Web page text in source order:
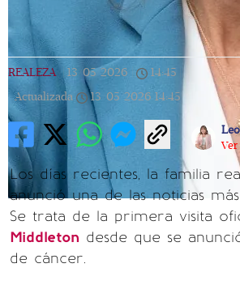
REALEZA 13/05/2026 14:45
Actualizada
13/05/2026 14:45
Ver
Los días recientes, la familia
anunció una de las noticias
Se trata de la primera visita
Middleton desde que se
de cáncer.